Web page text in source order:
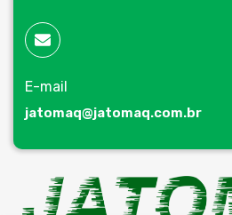
E-mail
jatomaq@jatomaq.com.br